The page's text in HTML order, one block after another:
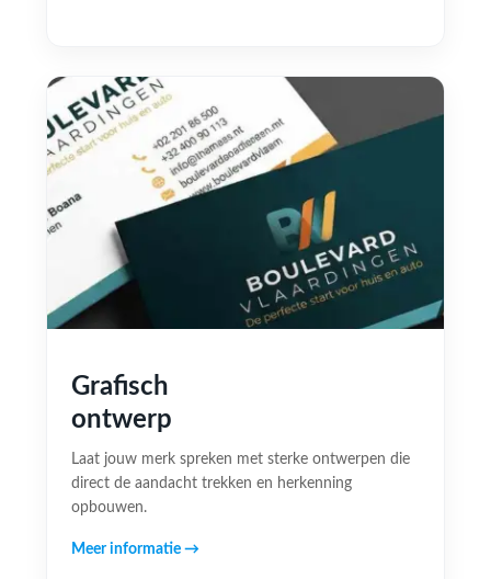
Grafisch
ontwerp
Laat jouw merk spreken met sterke ontwerpen die
direct de aandacht trekken en herkenning
opbouwen.
Meer informatie →